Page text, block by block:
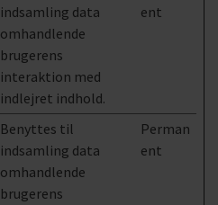
indsamling data
omhandlende
brugerens
interaktion med
indlejret indhold.
ent
Benyttes til
indsamling data
omhandlende
brugerens
Perman
ent